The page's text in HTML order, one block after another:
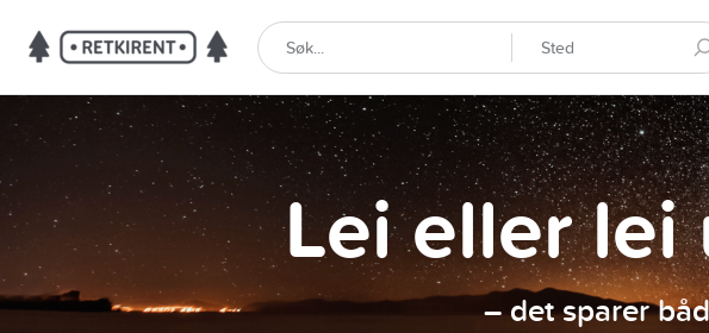
Lei eller
– det sparer